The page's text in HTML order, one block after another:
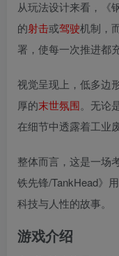
从玩法设计来看，《
的射击或驾驶机制，
署，使每一次推进都
视觉呈现上，低多边
厚的末世氛围。无论
在细节中透露着工业
整体而言，这是一场
铁先锋/TankHead》
科技与人性的故事。
游戏介绍